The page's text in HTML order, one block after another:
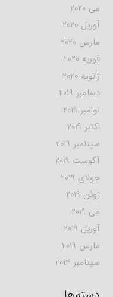
می 2020
آوریل 2020
مارس 2020
فوریه 2020
ژانویه 2020
دسامبر 2019
نوامبر 2019
اکتبر 2019
سپتامبر 2019
آگوست 2019
جولای 2019
ژوئن 2019
می 2019
آوریل 2019
مارس 2019
سپتامبر 2014